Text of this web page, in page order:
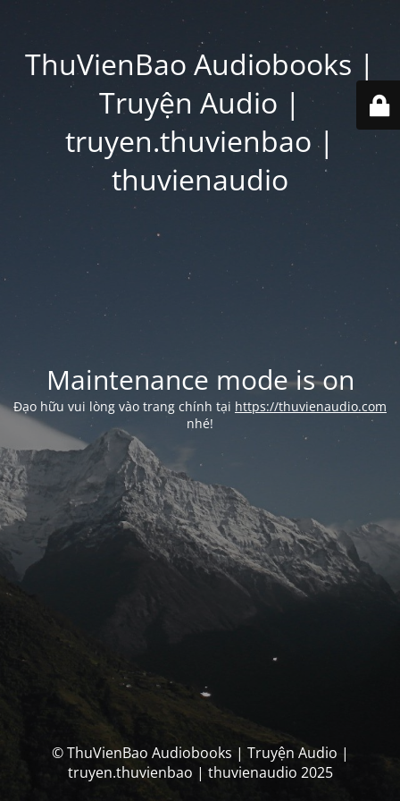
ThuVienBao Audiobooks |
Truyện Audio |
truyen.thuvienbao |
thuvienaudio
Maintenance mode is on
Đạo hữu vui lòng vào trang chính tại https://thuvienaudio.com
nhé!
© ThuVienBao Audiobooks | Truyện Audio |
truyen.thuvienbao | thuvienaudio 2025